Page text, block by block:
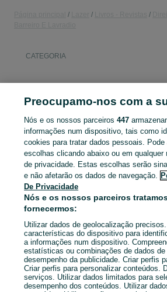
CATEGORIA
Entra na tua conta OLX ou cria uma
anunciante
Entrar ou criar conta
Preocupamo-nos com a
Nós e os nossos parceiros447
informações num dispositivo, tais como
cookies para tratar dados pessoais.
escolhas clicando abaixo ou em
de privacidade. Estas escolhas serão
e não afetarão os dados de navegação.
De Privacidade
Nós e os nossos parceiros
fornecermos:
Utilizar dados de geolocalização
características do dispositivo para
a informações num dispositivo.
estatísticas ou combinações de dados
desempenho da publicidade. Criar perfis
Criar perfis para personalizar conteúdos.
serviços. Utilizar dados limitados para
desempenho dos conteúdos. Utilizar